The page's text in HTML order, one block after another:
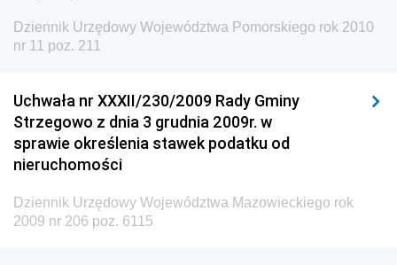
Narodowego i Sportu
Dziennik Urzędowy Komendy Głównej Straży
Granicznej
Dziennik Urzędowy Głównego Inspektoratu Transportu
Dziennik Urzędowy Narodowego Banku Polskiego
Dziennik Urzędowy Województwa Pomorskiego rok 2010
nr 11 poz. 211
Uchwała nr XXXII/230/2009 Rady Gminy
Strzegowo z dnia 3 grudnia 2009r. w
sprawie określenia stawek podatku od
nieruchomości
Dziennik Urzędowy Województwa Mazowieckiego rok
2009 nr 206 poz. 6115